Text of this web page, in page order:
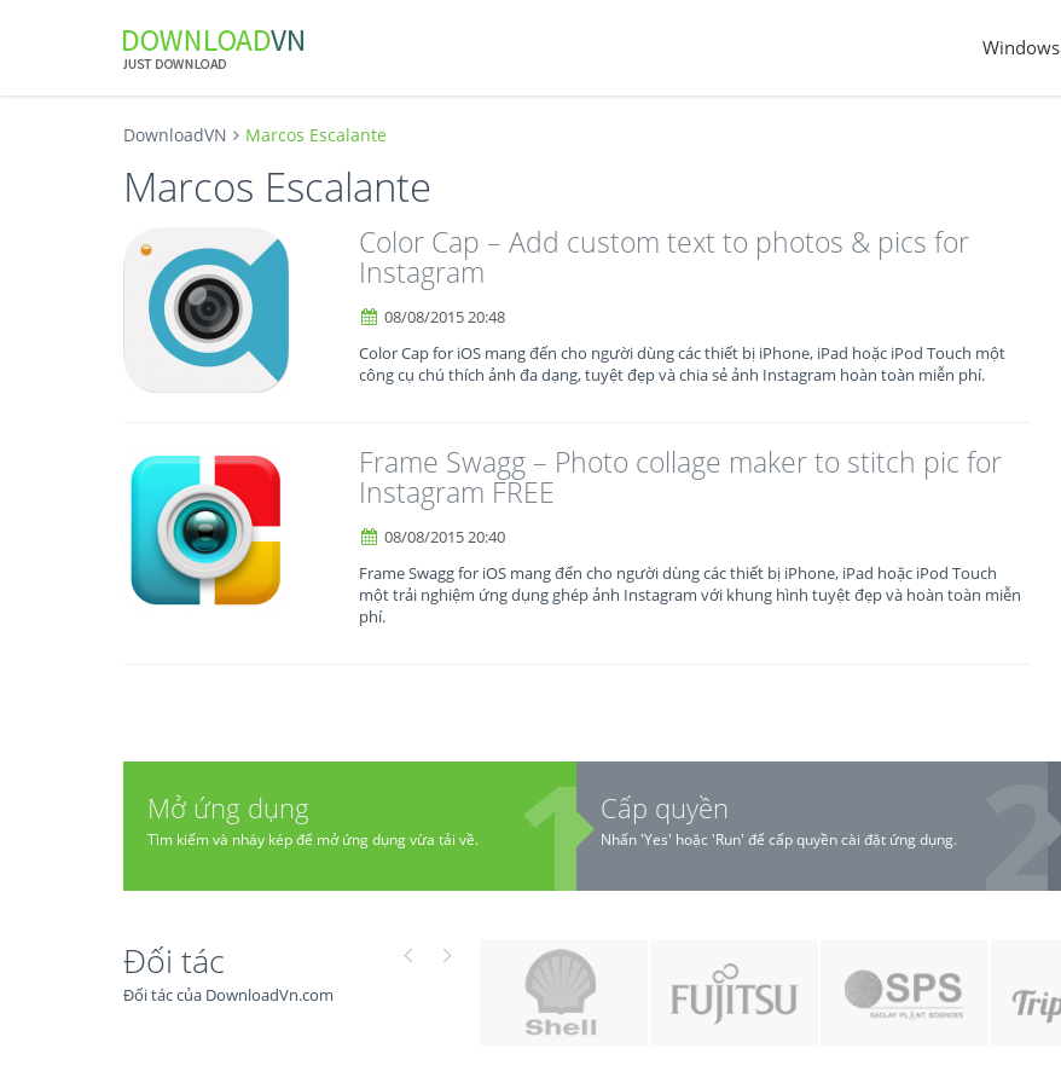
Windows
DownloadVN Marcos Escalante
Marcos Escalante
Color Cap – Add custom text to photos & pics for
Instagram
08/08/2015 20:48
Color Cap for iOS mang đến cho người dùng các thiết bị iPhone, iPad hoặc iPod Touch một
công cụ chú thích ảnh đa dạng, tuyệt đẹp và chia sẻ ảnh Instagram hoàn toàn miễn phí.
Frame Swagg – Photo collage maker to stitch pic for
Instagram FREE
08/08/2015 20:40
Frame Swagg for iOS mang đến cho người dùng các thiết bị iPhone, iPad hoặc iPod Touch
một trải nghiệm ứng dụng ghép ảnh Instagram với khung hình tuyệt đẹp và hoàn toàn miễn
phí.
Mở ứng dụng
Tìm kiếm và nháy kép để mở ứng dụng vừa tải về.
Cấp quyền
Nhấn 'Yes' hoặc 'Run' để cấp quyền cài đặt ứng dụng.
Đối tác
Đối tác của DownloadVn.com